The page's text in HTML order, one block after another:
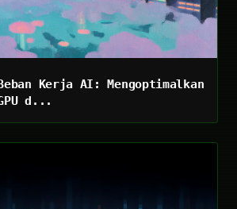
Kerja AI: Mengoptimalkan
d...